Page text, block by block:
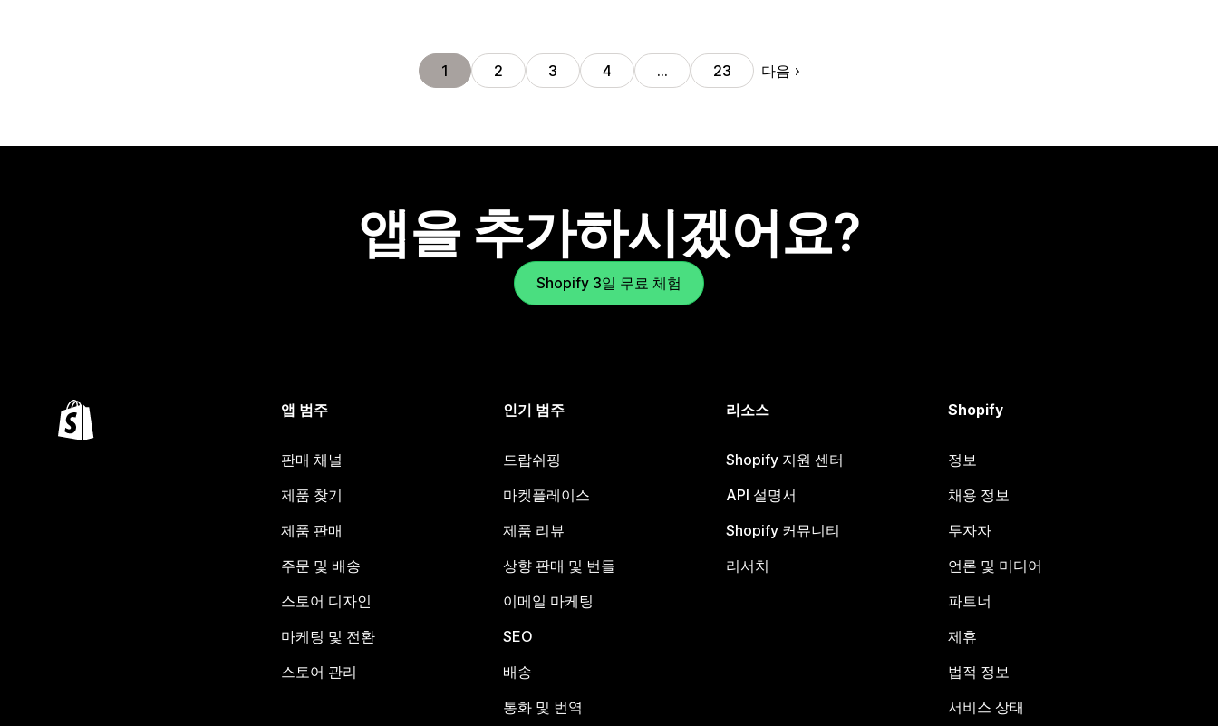
1 2 3 4 … 23 다음
앱을 추가하시겠어요?
Shopify 3일 무료 체험
앱 범주
판매 채널
제품 찾기
제품 판매
주문 및 배송
스토어 디자인
마케팅 및 전환
스토어 관리
인기 범주
드랍쉬핑
마켓플레이스
제품 리뷰
상향 판매 및 번들
이메일 마케팅
SEO
배송
통화 및 번역
리소스
Shopify 지원 센터
API 설명서
Shopify 커뮤니티
리서치
Shopify
정보
채용 정보
투자자
언론 및 미디어
파트너
제휴
법적 정보
서비스 상태